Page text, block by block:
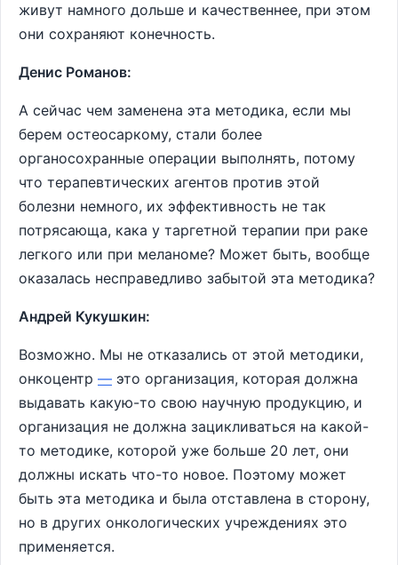
живут намного дольше и качественнее, при этом
они сохраняют конечность.
Денис Романов:
А сейчас чем заменена эта методика, если мы
берем остеосаркому, стали более
органосохранные операции выполнять, потому
что терапевтических агентов против этой
болезни немного, их эффективность не так
потрясающа, кака у таргетной терапии при раке
легкого или при меланоме? Может быть, вообще
оказалась несправедливо забытой эта методика?
Андрей Кукушкин:
Возможно. Мы не отказались от этой методики,
онкоцентр — это организация, которая должна
выдавать какую-то свою научную продукцию, и
организация не должна зацикливаться на какой-
то методике, которой уже больше 20 лет, они
должны искать что-то новое. Поэтому может
быть эта методика и была отставлена в сторону,
но в других онкологических учреждениях это
применяется.